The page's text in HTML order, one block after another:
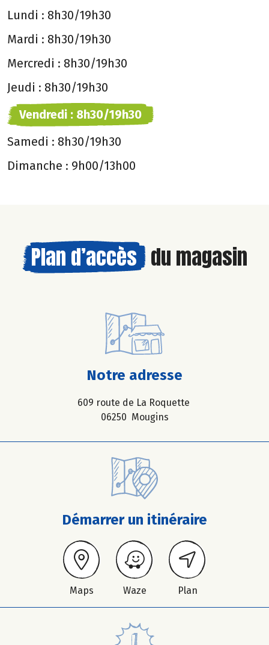
Lundi : 8h30/19h30
Mardi : 8h30/19h30
Mercredi : 8h30/19h30
Jeudi : 8h30/19h30
Vendredi : 8h30/19h30
Samedi : 8h30/19h30
Dimanche : 9h00/13h00
Plan d’accès du magasin
Notre adresse
609 route de La Roquette
06250 Mougins
Démarrer un itinéraire
Maps Waze Plan